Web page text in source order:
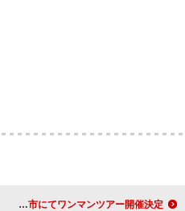
ねぐせ。、11月九州3都市にてワンマンツアー開催決定